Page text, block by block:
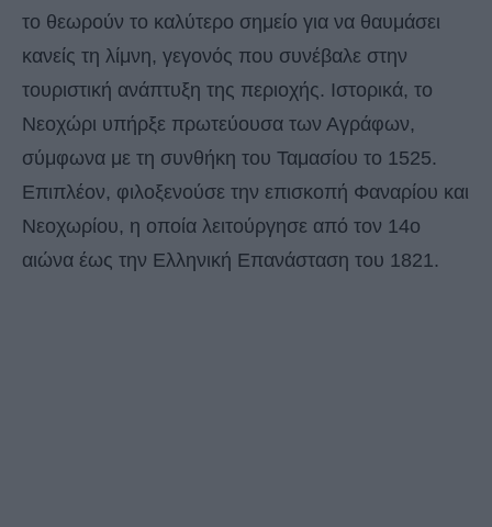
το θεωρούν το καλύτερο σημείο για να θαυμάσει
κανείς τη λίμνη, γεγονός που συνέβαλε στην
τουριστική ανάπτυξη της περιοχής. Ιστορικά, το
Νεοχώρι υπήρξε πρωτεύουσα των Αγράφων,
σύμφωνα με τη συνθήκη του Ταμασίου το 1525.
Επιπλέον, φιλοξενούσε την επισκοπή Φαναρίου και
Νεοχωρίου, η οποία λειτούργησε από τον 14ο
αιώνα έως την Ελληνική Επανάσταση του 1821.